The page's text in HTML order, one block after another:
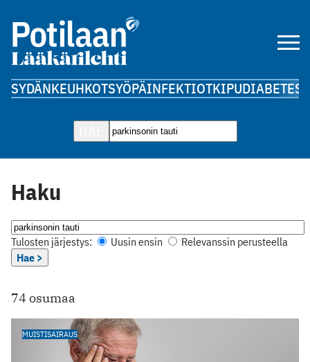
SYDÄNKEUHKOTSYÖPÄINFEKTIOTKIPUDIABETES
Haku
Tulosten järjestys: Uusin ensin
Relevanssin perusteella
Hae >
74 osumaa
MUISTISAIRAUS